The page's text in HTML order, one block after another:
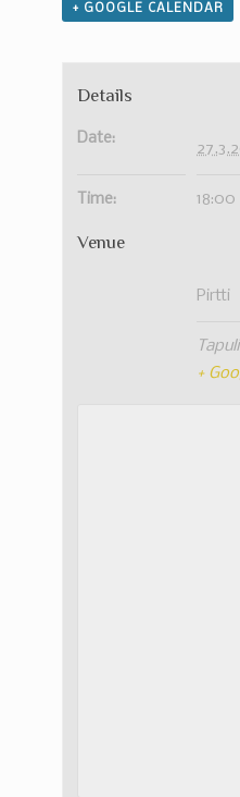
+ GOOGLE CALENDAR
Details
Date:
Time: 18:00
Venue
Pirtti
+